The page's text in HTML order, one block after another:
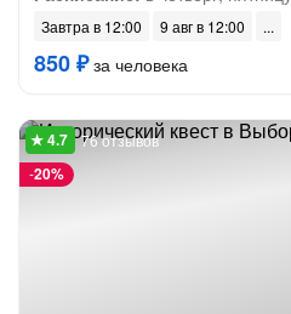
Завтра в 12:00 9 авг в 12:00
850 ₽за человека
-20%
76 отзывов